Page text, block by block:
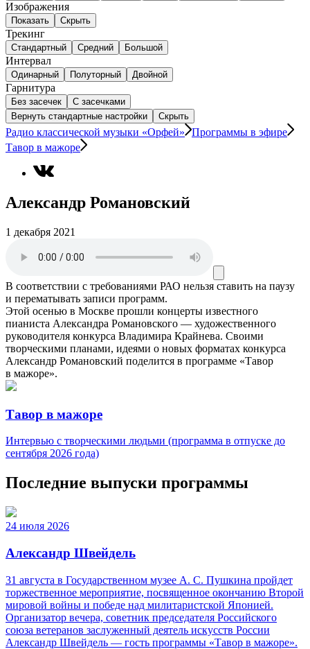
Изображения
Показать Скрыть
Трекинг
Стандартный Средний Большой
Интервал
Одинарный Полуторный Двойной
Гарнитура
Без засечек
С засечками
Вернуть стандартные настройки
Скрыть
Радио классической музыки «Орфей»
Программы в эфире
Тавор в мажоре
Александр Романовский
1 декабря 2021
В соответствии с требованиями РАО нельзя ставить на паузу
и перематывать записи программ.
Этой осенью в Москве прошли концерты известного
пианиста Александра Романовского — художественного
руководителя конкурса Владимира Крайнева. Своими
творческими планами, идеями о новых форматах конкурса
Александр Романовский поделится в программе «Тавор
в мажоре».
Тавор в мажоре
Интервью с творческими людьми (программа в отпуске до
сентября 2026 года)
Последние выпуски программы
24 июля 2026
Александр Швейдель
31 августа в Государственном музее А. С. Пушкина пройдет
торжественное мероприятие, посвященное окончанию Второй
мировой войны и победе над милитаристской Японией.
Организатор вечера, советник председателя Российского
союза ветеранов заслуженный деятель искусств России
Александр Швейдель — гость программы «Тавор в мажоре».